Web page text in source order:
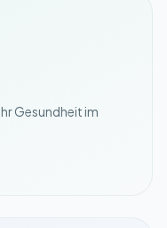
Gesundheit im